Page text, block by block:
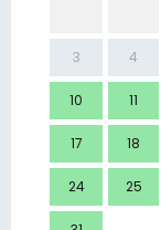
3 4
10 11
17 18
24 25